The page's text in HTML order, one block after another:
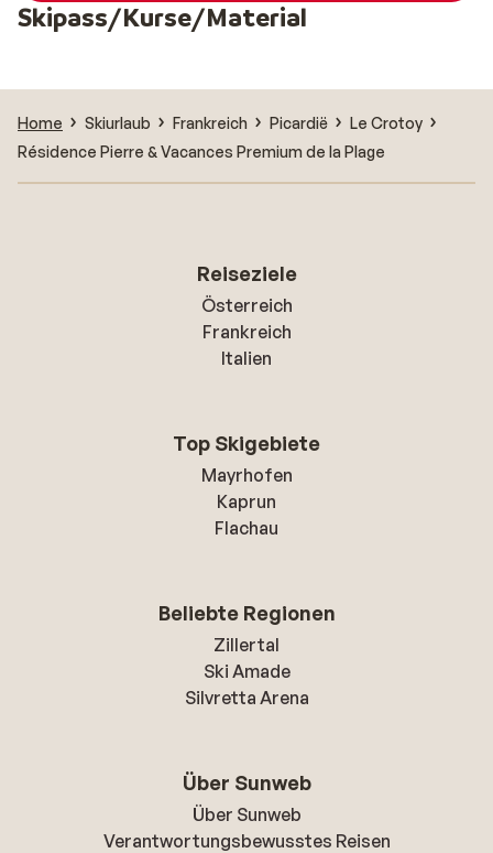
Skipass/Kurse/Material
Home Skiurlaub Frankreich Picardië
Le Crotoy
Résidence Pierre & Vacances Premium de la Plage
Reiseziele
Österreich
Frankreich
Italien
Top Skigebiete
Mayrhofen
Kaprun
Flachau
Beliebte Regionen
Zillertal
Ski Amade
Silvretta Arena
Über Sunweb
Über Sunweb
Verantwortungsbewusstes Reisen